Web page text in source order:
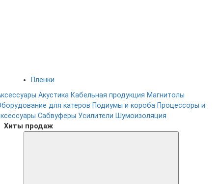
Пленки
Акустика Кабельная продукция Магнитолы
для катеров Подиумы и короба Процессоры и
Сабвуферы Усилители Шумоизоляция
Хиты продаж